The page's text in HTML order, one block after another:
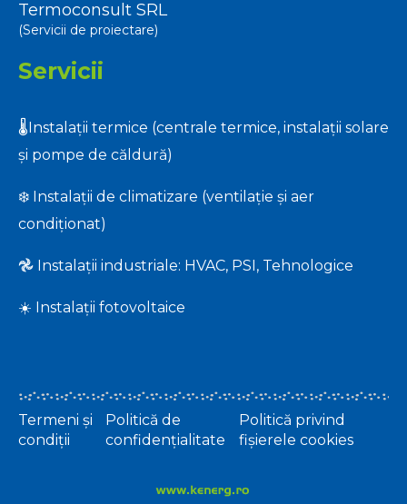
Termoconsult SRL
(Servicii de proiectare)
Servicii
🌡️Instalații termice (centrale termice, instalații solare
și pompe de căldură)
❄️ Instalații de climatizare (ventilație și aer
condiționat)
𖣘 Instalații industriale: HVAC, PSI, Tehnologice
☀️ Instalații fotovoltaice
Termeni și
condiții
Politică de
confidențialitate
Politică privind
fișierele cookies